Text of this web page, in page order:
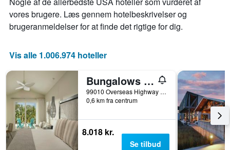
Diagrammet
har
x-
der
viser
antallet
af
dage
før
opholdet
Diagrammet
har
vores brugere. Læs gennem hotelbeskrivelser og
brugeranmeldelser for at finde det rigtige for dig.
Vis alle 1.006.974 hoteller
Bungalows Key Largo
99010 Overseas Highway Mile Marker 99 Bayside, Key Largo, FL, USA
0,6 km fra centrum
8.018 kr.
Se tilbud